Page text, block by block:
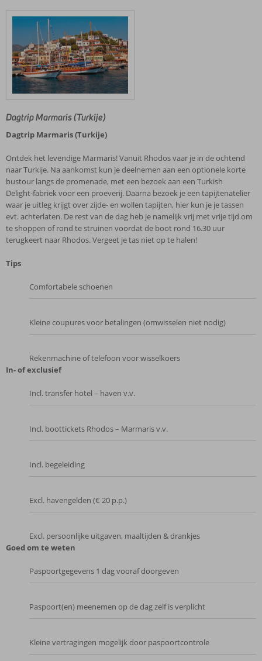
Dagtrip Marmaris (Turkije)
Dagtrip Marmaris (Turkije)
Ontdek het levendige Marmaris! Vanuit Rhodos vaar je in de ochtend
naar Turkije. Na aankomst kun je deelnemen aan een optionele korte
bustour langs de promenade, met een bezoek aan een Turkish
Delight‑fabriek voor een proeverij. Daarna bezoek je een tapijtenatelier
waar je uitleg krijgt over zijde- en wollen tapijten, hier kun je je tassen
evt. achterlaten. De rest van de dag heb je namelijk vrij met vrije tijd om
te shoppen of rond te struinen voordat de boot rond 16.30 uur
terugkeert naar Rhodos. Vergeet je tas niet op te halen!
Tips
Comfortabele schoenen
Kleine coupures voor betalingen (omwisselen niet nodig)
Rekenmachine of telefoon voor wisselkoers
In- of exclusief
Incl. transfer hotel – haven v.v.
Incl. boottickets Rhodos – Marmaris v.v.
Incl. begeleiding
Excl. havengelden (€ 20 p.p.)
Excl. persoonlijke uitgaven, maaltijden & drankjes
Goed om te weten
Paspoortgegevens 1 dag vooraf doorgeven
Paspoort(en) meenemen op de dag zelf is verplicht
Kleine vertragingen mogelijk door paspoortcontrole